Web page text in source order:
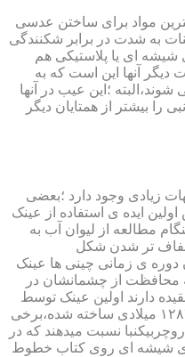
مواد برای ساختن عدسی
به شدت در برابر شکنندگی
شیشه ای یا پلاستیکی هم
دیگر آنها این است که به
؛این عیب در آنها
را بیشتر از همتایان دیگر
زیادی وجود دارد ؛بعضی
ایده ی استفاده از عینک
مطالعه از لیوان آب به
شفاف تر شدن شکل
ی زمانی چینی ها عینک
محافظت از چشمانشان در
دارند اولین عینک توسط
سالوینو دارماتی اهل ایتالیا در سال ۱۲۸۴ میلادی ساخته شده،برخی
نسبت میدهند که در
یک گوی شیشه ای روی کتاب خطوط